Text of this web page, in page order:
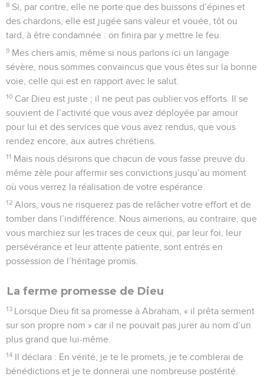
8 Si, par contre, elle ne porte que des buissons d’épines et
des chardons, elle est jugée sans valeur et vouée, tôt ou
tard, à être condamnée : on finira par y mettre le feu.
9 Mes chers amis, même si nous parlons ici un langage
sévère, nous sommes convaincus que vous êtes sur la bonne
voie, celle qui est en rapport avec le salut.
10 Car Dieu est juste ; il ne peut pas oublier vos efforts. Il se
souvient de l’activité que vous avez déployée par amour
pour lui et des services que vous avez rendus, que vous
rendez encore, aux autres chrétiens.
11 Mais nous désirons que chacun de vous fasse preuve du
même zèle pour affermir ses convictions jusqu’au moment
où vous verrez la réalisation de votre espérance.
12 Alors, vous ne risquerez pas de relâcher votre effort et de
tomber dans l’indifférence. Nous aimerions, au contraire, que
vous marchiez sur les traces de ceux qui, par leur foi, leur
persévérance et leur attente patiente, sont entrés en
possession de l’héritage promis.
La ferme promesse de Dieu
13 Lorsque Dieu fit sa promesse à Abraham, « il prêta serment
sur son propre nom » car il ne pouvait pas jurer au nom d’un
plus grand que lui-même.
14 Il déclara : En vérité, je te le promets, je te comblerai de
bénédictions et je te donnerai une nombreuse postérité.